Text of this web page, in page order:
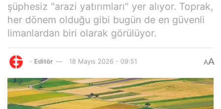
şüphesiz "arazi yatırımları" yer alıyor. Toprak,
her dönem olduğu gibi bugün de en güvenli
limanlardan biri olarak görülüyor.
- Editör 18 Mayıs 2026 - 09:51 AA